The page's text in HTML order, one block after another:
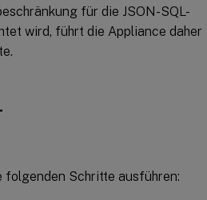
für die JSON-SQL-
wird, führt die Appliance daher
folgenden Schritte ausführen: